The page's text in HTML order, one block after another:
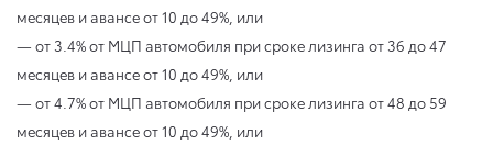
месяцев и авансе от 10 до 49%, или
— от 3.4% от МЦП автомобиля при сроке лизинга от 36 до 47
месяцев и авансе от 10 до 49%, или
— от 4.7% от МЦП автомобиля при сроке лизинга от 48 до 59
месяцев и авансе от 10 до 49%, или